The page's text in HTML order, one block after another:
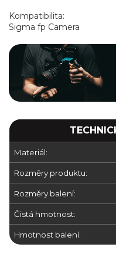
Kompatibilita:
Sigma fp Camera
Materiál:
Rozměry produktu:
Rozměry balení:
Čistá hmotnost:
Hmotnost balení: